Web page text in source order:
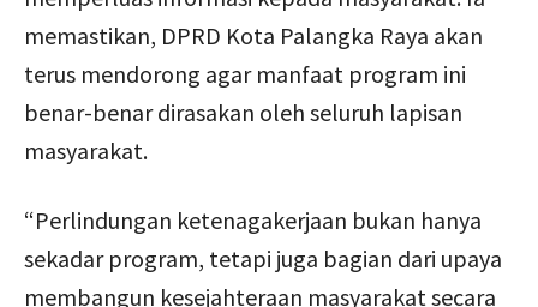
memastikan, DPRD Kota Palangka Raya akan
terus mendorong agar manfaat program ini
benar-benar dirasakan oleh seluruh lapisan
masyarakat.
“Perlindungan ketenagakerjaan bukan hanya
sekadar program, tetapi juga bagian dari upaya
membangun kesejahteraan masyarakat secara